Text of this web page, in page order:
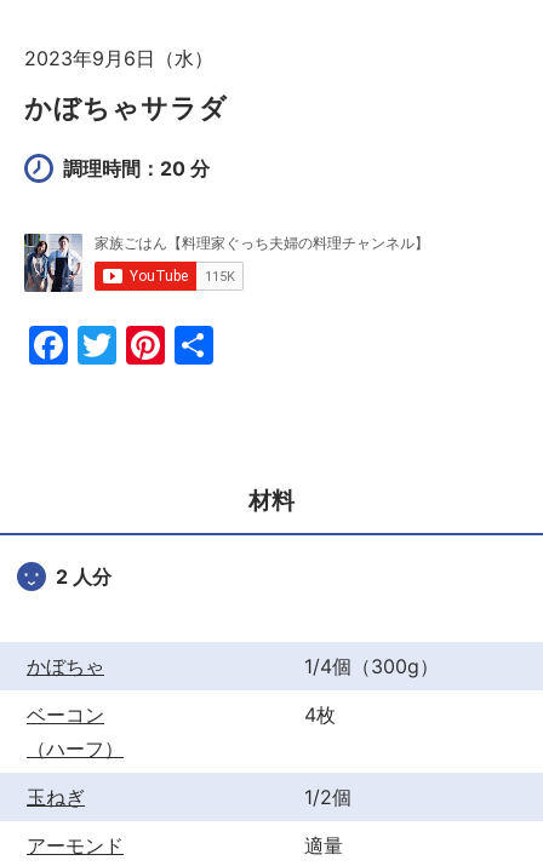
2023年9月6日（水）
かぼちゃサラダ
調理時間：20 分
F
o
o
T
Pi
材料
2 人分
かぼちゃ
1/4個（300g）
ベーコン
（ハーフ）
4枚
玉ねぎ
1/2個
アーモンド
適量